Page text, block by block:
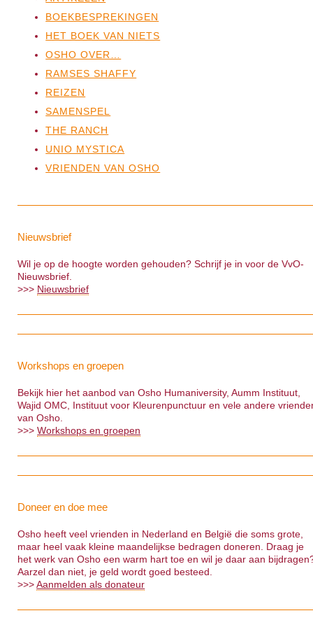
BOEKBESPREKINGEN
HET BOEK VAN NIETS
OSHO OVER…
RAMSES SHAFFY
REIZEN
SAMENSPEL
THE RANCH
UNIO MYSTICA
VRIENDEN VAN OSHO
Nieuwsbrief
Wil je op de hoogte worden gehouden? Schrijf je in voor de VvO-
Nieuwsbrief.
>>> Nieuwsbrief
Workshops en groepen
Bekijk hier het aanbod van Osho Humaniversity, Aumm Instituut,
Wajid OMC, Instituut voor Kleurenpunctuur en vele andere
van Osho.
>>>Workshops en groepen
Doneer en doe mee
Osho heeft veel vrienden in Nederland en België die soms grote,
maar heel vaak kleine maandelijkse bedragen doneren. Draag je
het werk van Osho een warm hart toe en wil je daar aan
Aarzel dan niet, je geld wordt goed besteed.
>>>Aanmelden als donateur